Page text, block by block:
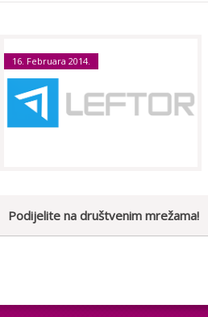
16. Februara 2014.
Podijelite na društvenim mrežama!